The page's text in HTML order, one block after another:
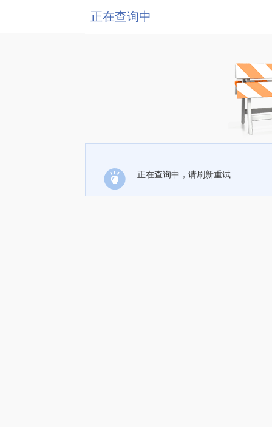
正在查询中
正在查询中，请刷新重试